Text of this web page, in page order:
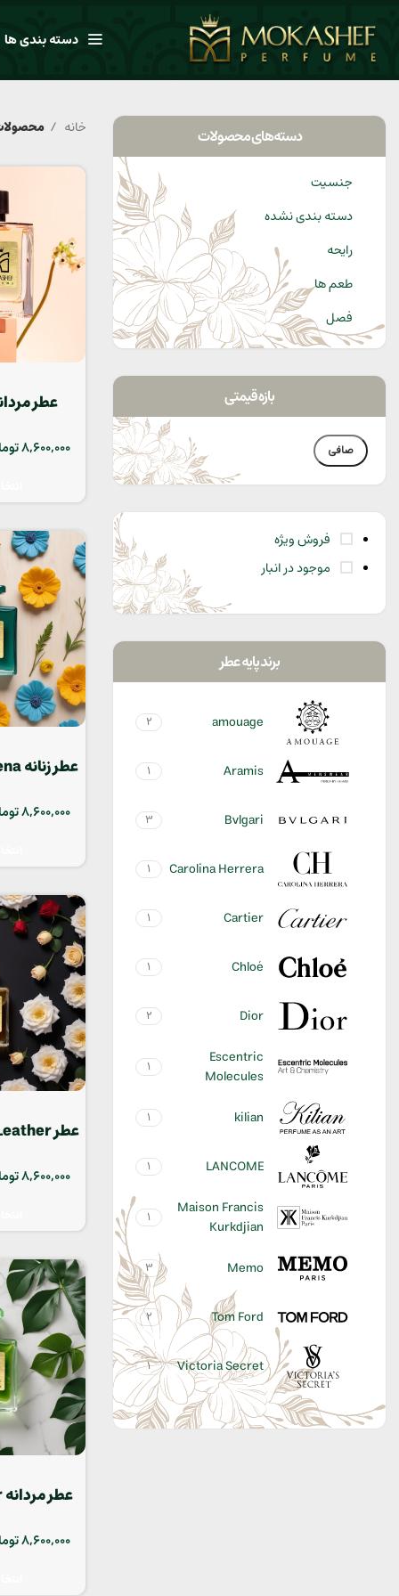
دسته بندی ها
دسته‌های محصولات
جنسیت
دسته بندی نشده
رایحه
طعم ها
فصل
بازه قیمتی
صافی
فروش ویژه
موجود در انبار
برند پایه عطر
amouage
2
Aramis
1
Bvlgari
3
Carolina Herrera
1
Cartier
1
Chloé
1
Dior
2
Escentric
Molecules
1
kilian
1
LANCOME
1
Maison Francis
Kurkdjian
1
Memo
3
Tom Ford
2
Victoria Secret
1
خانه
8,600,000
عطر زنانه Bvlgari Amarena
8,600,000
عطر Memo Italian Leather
8,600,000
عطر مردانه Tom Ford Noir
8,600,000